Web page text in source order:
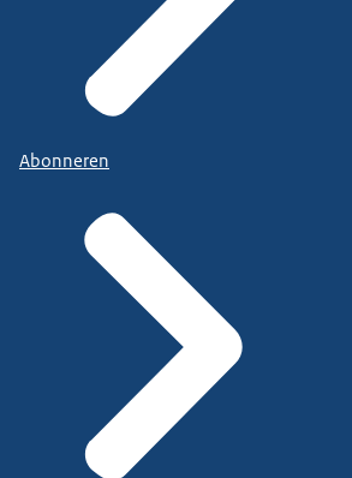
Abonneren